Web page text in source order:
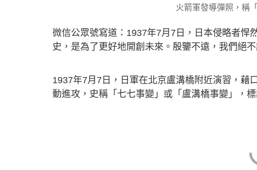
火箭軍發導彈照，稱
微信公眾號寫道：1937年7月7日，日本侵略者悍
史，是為了更好地開創未來。殷鑒不遠，我們絕不
1937年7月7日，日軍在北京盧溝橋附近演習，藉
動進攻，史稱「七七事變」或「盧溝橋事變」，